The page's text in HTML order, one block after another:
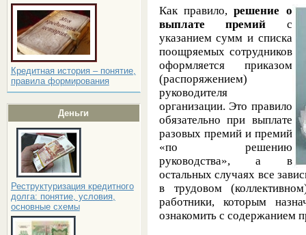
Кредитная история – понятие,
правила формирования
Деньги
Реструктуризация кредитного
долга: понятие, условия,
основные схемы
Как правило,решение о
выплате премий с
указанием сумм и списка
поощряемых сотрудников
оформляется приказом
(распоряжением)
руководителя
организации. Это правило
обязательно при выплате
разовых премий и премий
«по решению
руководства», а в
остальных случаях все
в трудовом
работники, которым
ознакомить с содержанием